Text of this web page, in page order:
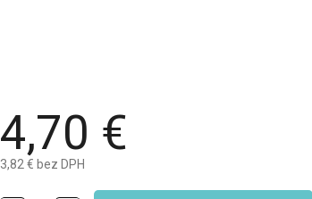
4,70 €
3,82 € bez DPH